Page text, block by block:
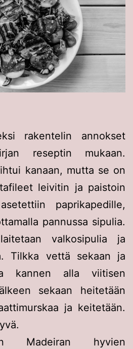
rakentelin annokset
reseptin mukaan.
kanaan, mutta se on
leivitin ja paistoin
paprikapedille,
pannussa sipulia.
valkosipulia ja
Tilkka vettä sekaan ja
kannen alla viitisen
sekaan heitetään
ja keitetään.
Madeiran hyvien